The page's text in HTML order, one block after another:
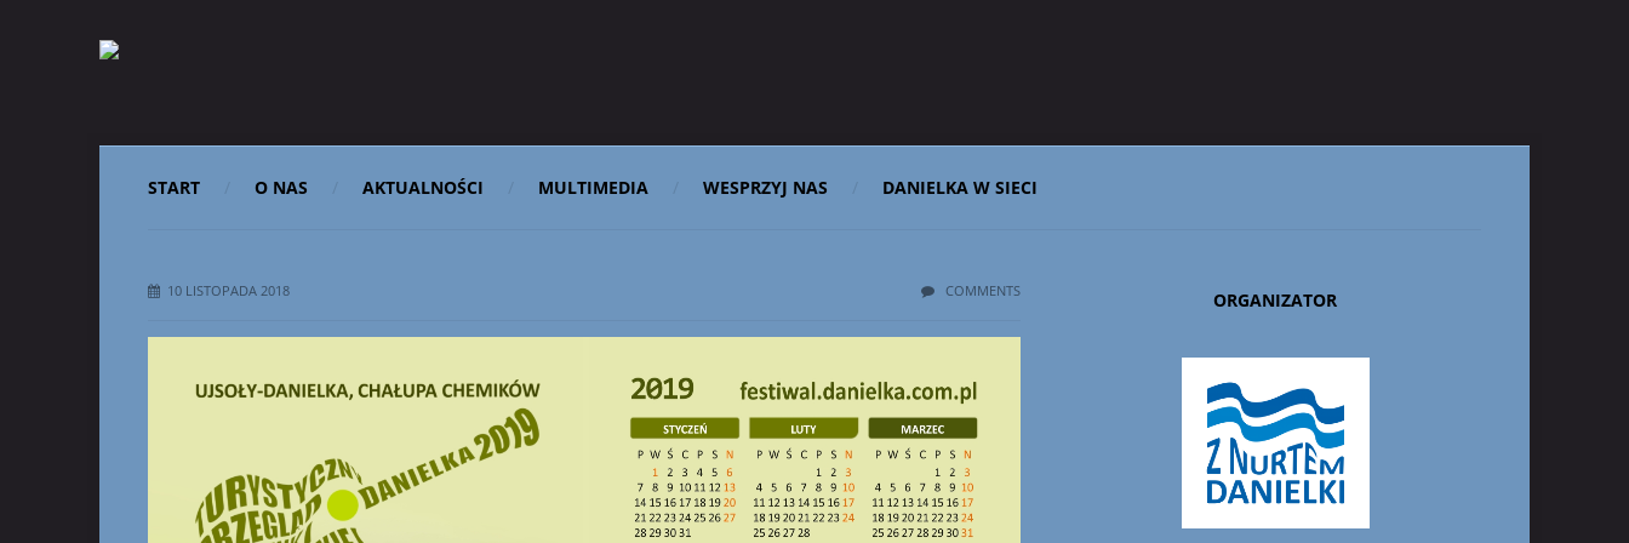
START O NAS AKTUALNOŚCI MULTIMEDIA WESPRZYJ NAS DANIELKA W SIECI
10 LISTOPADA 2018 COMMENTS ORGANIZATOR